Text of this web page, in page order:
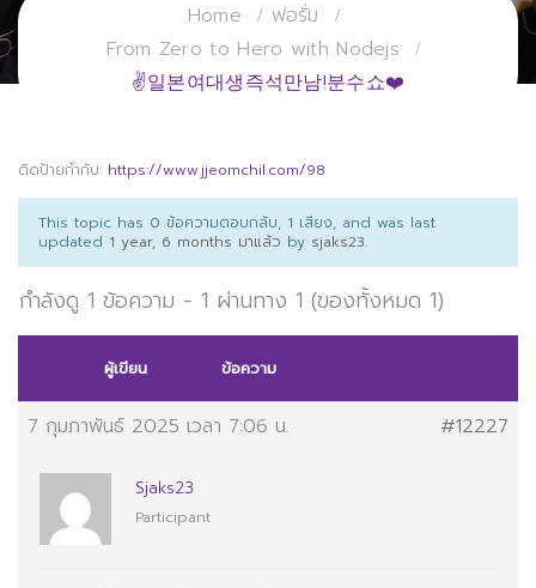
Home
ฟอรั่ม
From Zero to Hero with Nodejs
✌일본여대생즉석만남!분수쇼❤️
ติดป้ายกำกับ: https://www.jjeomchil.com/98
This topic has 0 ข้อความตอบกลับ, 1 เสียง, and was last
updated 1 year, 6 months มาแล้ว by sjaks23.
กำลังดู 1 ข้อความ - 1 ผ่านทาง 1 (ของทั้งหมด 1)
ผู้เขียน ข้อความ
7 กุมภาพันธ์ 2025 เวลา 7:06 น. #12227
Sjaks23
Participant